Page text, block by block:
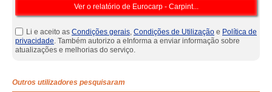
Li e aceito as Condições gerais, Condições de Utilização e Política de
privacidade. Também autorizo a eInforma a enviar informação sobre
atualizações e melhorias do serviço.
Outros utilizadores pesquisaram